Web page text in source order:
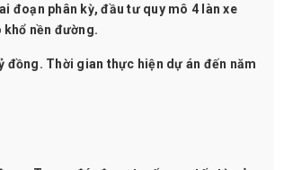
đoạn phân kỳ, đầu tư quy mô 4 làn xe
khổ nền đường.
đồng. Thời gian thực hiện dự án đến năm